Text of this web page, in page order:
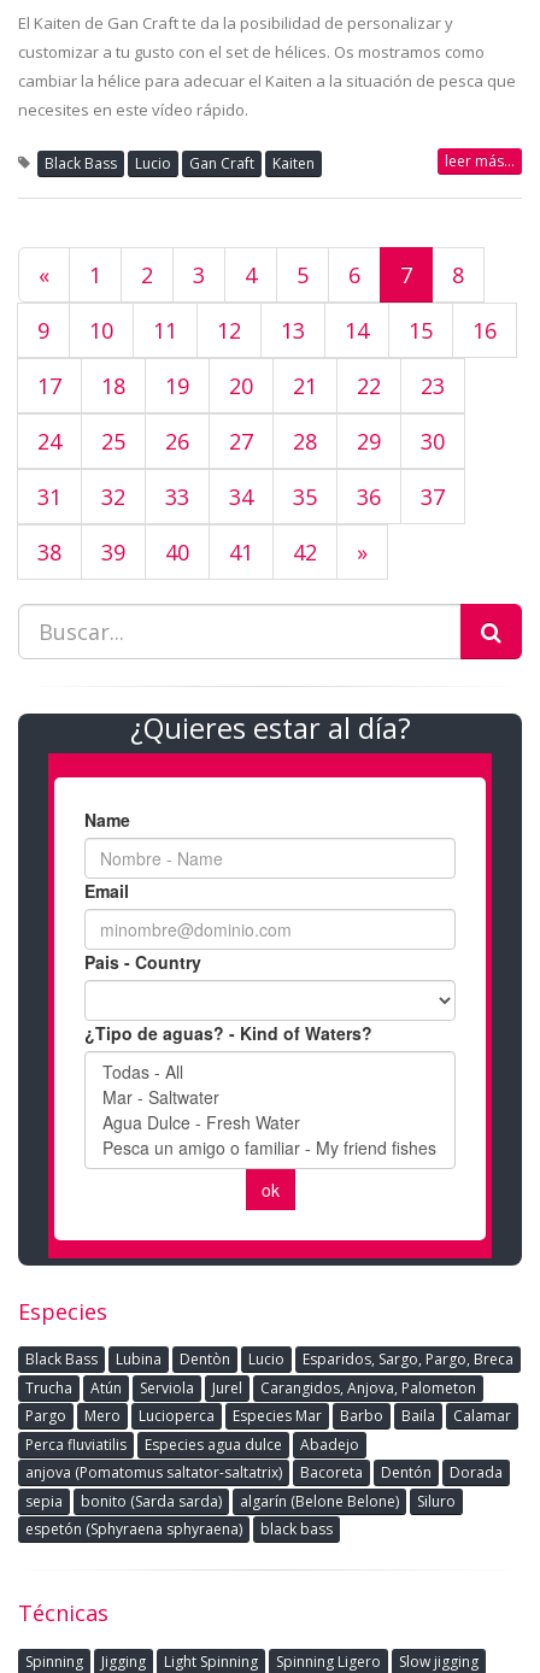
El Kaiten de Gan Craft te da la posibilidad de personalizar y
customizar a tu gusto con el set de hélices. Os mostramos como
cambiar la hélice para adecuar el Kaiten a la situación de pesca que
necesites en este vídeo rápido.
Black Bass Lucio Gan Craft Kaiten leer más...
« 1 2 3 4 5 6 7
8
9
10 11 12 13 14 15
16
17
18 19 20 21 22
23
24
25 26 27 28 29
30
31
32 33 34 35 36
37
38
39 40 41 42 »
¿Quieres estar al día?
Especies
Black Bass Lubina Dentòn Lucio
Esparidos, Sargo, Pargo, Breca
Trucha
Atún Serviola Jurel
Carangidos, Anjova, Palometon
Pargo
Mero Lucioperca Especies Mar Barbo Baila
Calamar
Perca fluviatilis
Especies agua dulce
Abadejo
anjova (Pomatomus saltator-saltatrix)
Bacoreta Dentón
Dorada
sepia
bonito (Sarda sarda) algarín (Belone Belone)
Siluro
espetón (Sphyraena sphyraena)
black bass
Técnicas
Spinning Jigging Light Spinning Spinning Ligero
Slow jigging